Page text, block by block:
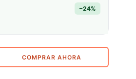
−24%
COMPRAR AHORA